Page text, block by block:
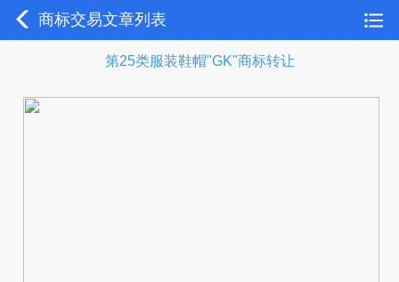
商标交易文章列表
第25类服装鞋帽"GK"商标转让